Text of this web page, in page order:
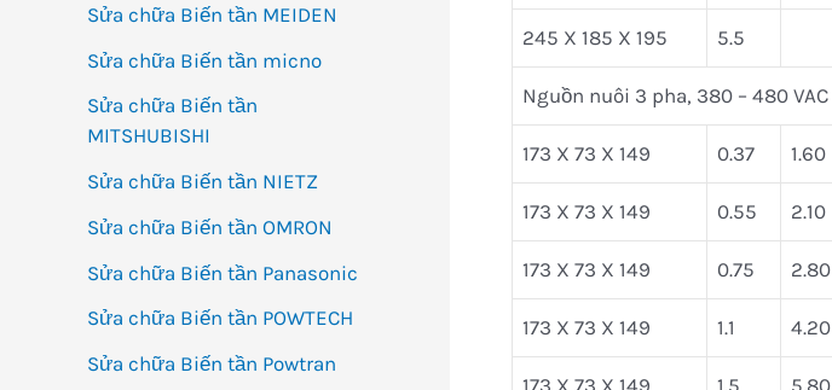
Sửa chữa Biến tần MEIDEN
Sửa chữa Biến tần micno
Sửa chữa Biến tần
MITSHUBISHI
Sửa chữa Biến tần NIETZ
Sửa chữa Biến tần OMRON
Sửa chữa Biến tần Panasonic
Sửa chữa Biến tần POWTECH
Sửa chữa Biến tần Powtran
245 X 185 X 195 5.5
Nguồn nuôi 3 pha, 380 – 480 VAC
173 X 73 X 149 0.37 1.60
173 X 73 X 149 0.55 2.10
173 X 73 X 149 0.75 2.80
173 X 73 X 149 1.1 4.20